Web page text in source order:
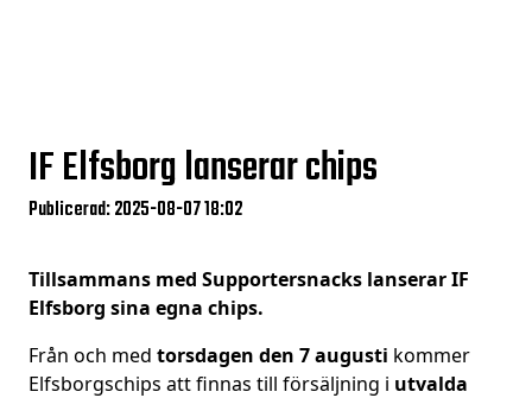
IF Elfsborg lanserar chips
Publicerad: 2025-08-07 18:02
Tillsammans med Supportersnacks lanserar IF
Elfsborg sina egna chips.
Från och med torsdagen den 7 augusti kommer
Elfsborgschips att finnas till försäljning i utvalda